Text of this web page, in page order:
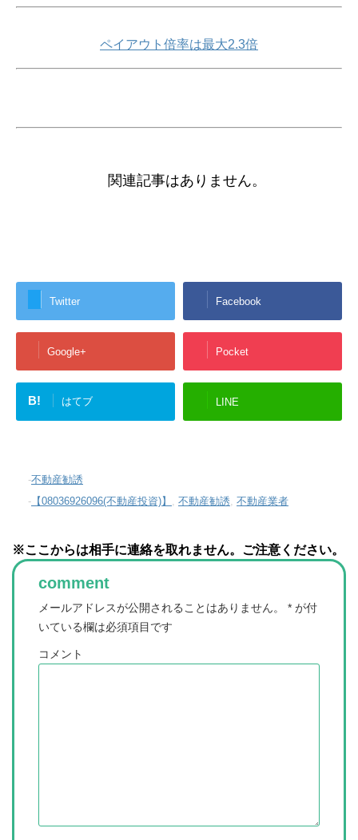
ペイアウト倍率は最大2.3倍
関連記事はありません。
Twitter Facebook
Google+ Pocket
B! はてブ LINE
-不動産勧誘
- 【08036926096(不動産投資)】 不動産勧誘 不動産業者
※ここからは相手に連絡を取れません。ご注意ください。
comment
メールアドレスが公開されることはありません。 * が付
いている欄は必須項目です
コメント